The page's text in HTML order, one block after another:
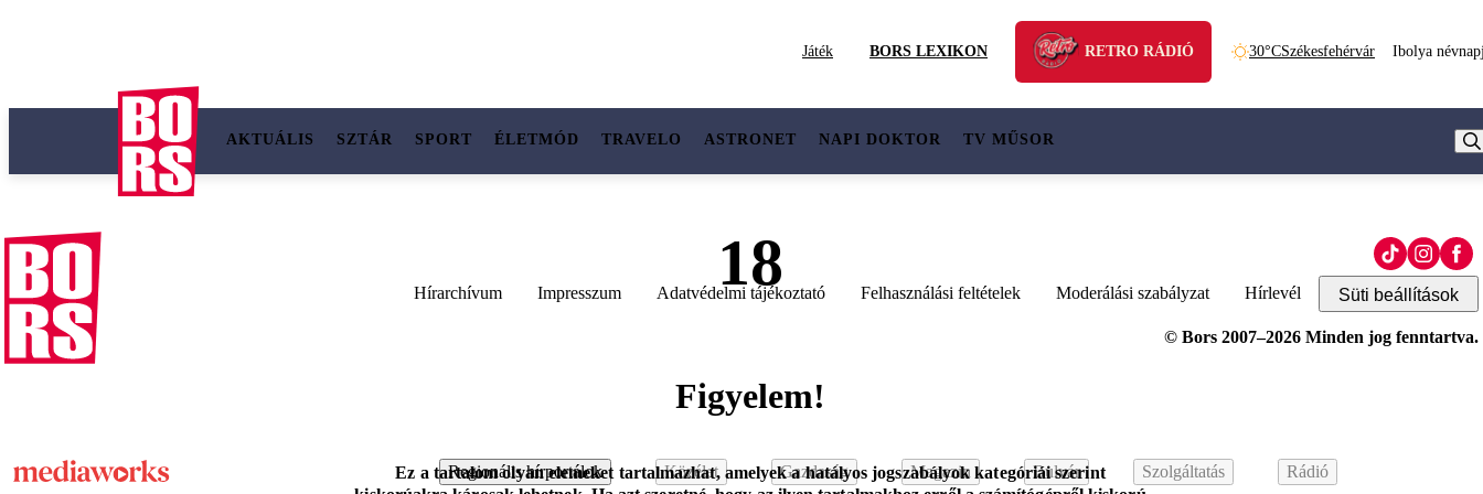
Játék BORS LEXIKON RETRO RÁDIÓ 30°CSzékesfehérvár Ibolya
AKTUÁLIS SZTÁR SPORT ÉLETMÓD TRAVELO ASTRONET NAPI DOKTOR TV MŰSOR
18
Figyelem!
Ez a tartalom olyan elemeket tartalmazhat, amelyek a hatályos jogszabályok kategóriái szerint
Hírarchívum Impresszum Adatvédelmi tájékoztató Felhasználási feltételek Moderálási szabályzat Hírlevél Süti beállítások
© Bors 2007–2026 Minden jog fenntartva.
Regionális hírportálok Közélet Gazdaság Magazin Bulvár Szolgáltatás Rádió